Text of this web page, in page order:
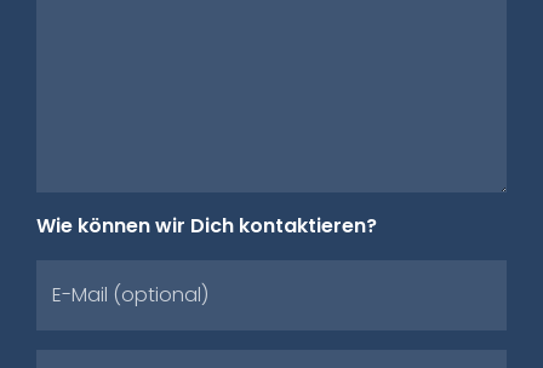
Wie können wir Dich kontaktieren?
E-Mail (optional)